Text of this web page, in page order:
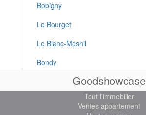
Paris Campagne
Village Parisien
Bobigny
Le Bourget
Le Blanc-Mesnil
Bondy
La CourneuveGoodshowcase
Tout l'immobilier
Ventes appartement